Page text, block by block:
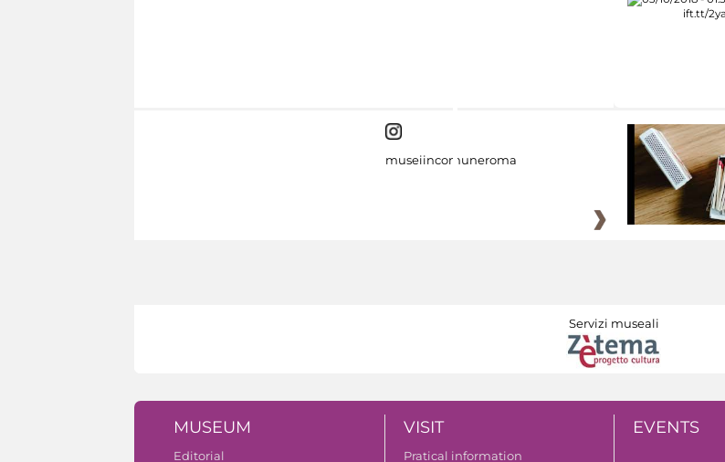
museiincomuneroma
Servizi museali
MUSEUM
Editorial
VISIT
Pratical information
EVENTS